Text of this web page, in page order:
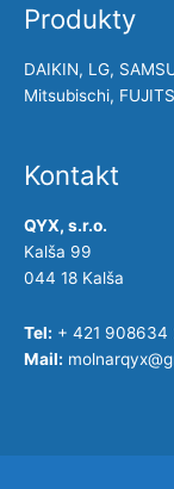
Produkty
DAIKIN, LG,
Mitsubischi,
Kontakt
QYX, s.r.o.
Kalša 99
044 18 Kalša
Tel: + 421 908634
Mail: